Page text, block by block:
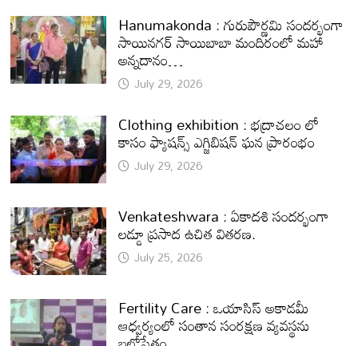
Hanumakonda : గురుపౌర్ణమి సందర్భంగా
సాయినగర్‌ సాయిబాబా మందిరంలో మహా
అన్నదానం…
July 29, 2026
Clothing exhibition : భద్రాచలం లో
కాసం ఫ్యాషన్స్ ఎగ్జిబిషన్ ఘన ప్రారంభం
July 29, 2026
Venkateshwara : ఏకాదశి సందర్భంగా
లడ్డూ ప్రసాద ఉచిత వితరణ.
July 25, 2026
Fertility Care : ఒయాసిస్ అకాడమీ
ఆధ్వర్యంలో సంతాన సంరక్షణ వ్యవస్థను